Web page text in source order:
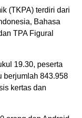
(TKPA) terdiri dari
Bahasa
TPA Figural
19.30, peserta
berjumlah 843.958
kertas dan